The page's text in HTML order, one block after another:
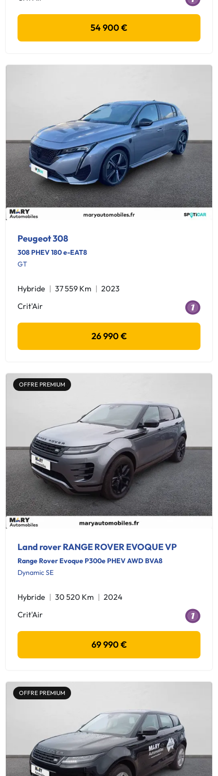
54 900 €
Peugeot 308
308 PHEV 180 e-EAT8
GT
Hybride 37 559 Km
2023
Crit'Air
26 990 €
OFFRE PREMIUM
Land rover RANGE ROVER EVOQUE VP
Range Rover Evoque P300e PHEV AWD BVA8
Dynamic SE
Hybride 30 520 Km
2024
Crit'Air
69 990 €
OFFRE PREMIUM